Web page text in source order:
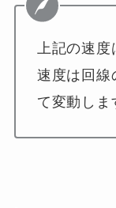
上記の速度
速度は回線
て変動しま